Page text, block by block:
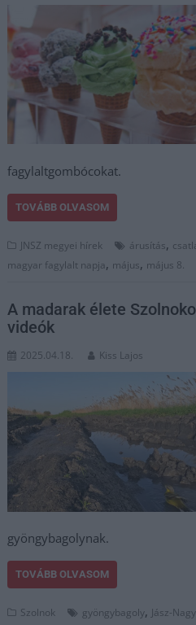
fagylaltgombócokat.
TOVÁBB OLVASOM
JNSZ megyei hírek árusítás,
magyar fagylalt napja, május, május 8.
A madarak élete
videók
2025.04.18. Kiss Lajos
gyöngybagolynak.
TOVÁBB OLVASOM
Szolnok gyöngybagoly, Jász-